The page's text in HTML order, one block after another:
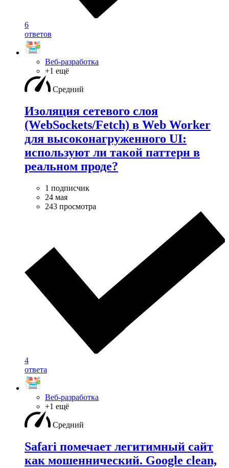
6
ответов
Веб-разработка
+1 ещё
Средний
Изоляция сетевого слоя
(WebSockets/Fetch) в Web Worker
для высоконагруженного UI:
используют ли такой паттерн в
реальном проде?
1 подписчик
24 мая
243 просмотра
4
ответа
Веб-разработка
+1 ещё
Средний
Safari помечает легитимный сайт
как мошеннический. Google clean,